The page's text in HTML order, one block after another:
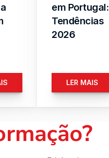
em Portugal:
Tendências
2026
LER MAIS